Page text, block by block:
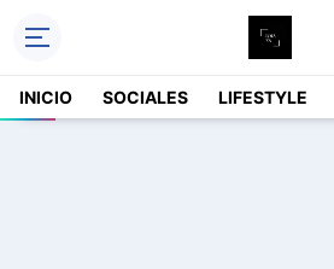
INICIO SOCIALES LIFESTYLE